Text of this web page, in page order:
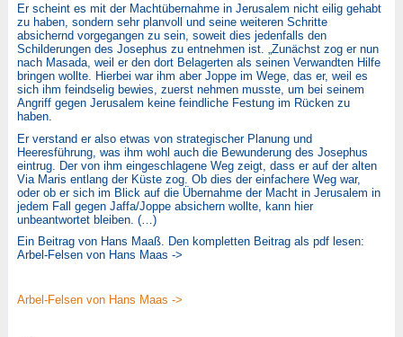
Er scheint es mit der Machtübernahme in Jerusalem nicht eilig gehabt
zu haben, sondern sehr planvoll und seine weiteren Schritte
absichernd vorgegangen zu sein, soweit dies jedenfalls den
Schilderungen des Josephus zu entnehmen ist. „Zunächst zog er nun
nach Masada, weil er den dort Belagerten als seinen Verwandten Hilfe
bringen wollte. Hierbei war ihm aber Joppe im Wege, das er, weil es
sich ihm feindselig bewies, zuerst nehmen musste, um bei seinem
Angriff gegen Jerusalem keine feindliche Festung im Rücken zu
haben.
Er verstand er also etwas von strategischer Planung und
Heeresführung, was ihm wohl auch die Bewunderung des Josephus
eintrug. Der von ihm eingeschlagene Weg zeigt, dass er auf der alten
Via Maris entlang der Küste zog. Ob dies der einfachere Weg war,
oder ob er sich im Blick auf die Übernahme der Macht in Jerusalem in
jedem Fall gegen Jaffa/Joppe absichern wollte, kann hier
unbeantwortet bleiben. (…)
Ein Beitrag von Hans Maaß. Den kompletten Beitrag als pdf lesen:
Arbel-Felsen von Hans Maas ->
Arbel-Felsen von Hans Maas ->